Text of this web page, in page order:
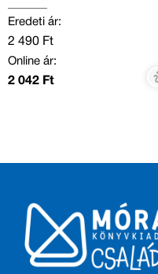
Eredeti ár:
2 490 Ft
Online ár:
2 042 Ft